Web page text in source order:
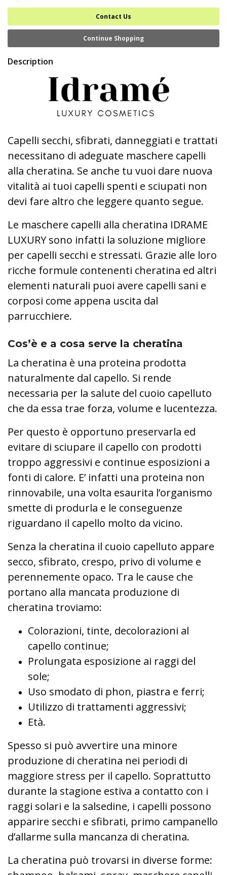
Contact Us
Continue Shopping
Description
Capelli secchi, sfibrati, danneggiati e trattati
necessitano di adeguate maschere capelli
alla cheratina. Se anche tu vuoi dare nuova
vitalità ai tuoi capelli spenti e sciupati non
devi fare altro che leggere quanto segue.
Le maschere capelli alla cheratina IDRAME
LUXURY sono infatti la soluzione migliore
per capelli secchi e stressati. Grazie alle loro
ricche formule contenenti cheratina ed altri
elementi naturali puoi avere capelli sani e
corposi come appena uscita dal
parrucchiere.
Cos’è e a cosa serve la cheratina
La cheratina è una proteina prodotta
naturalmente dal capello. Si rende
necessaria per la salute del cuoio capelluto
che da essa trae forza, volume e lucentezza.
Per questo è opportuno preservarla ed
evitare di sciupare il capello con prodotti
troppo aggressivi e continue esposizioni a
fonti di calore. E’ infatti una proteina non
rinnovabile, una volta esaurita l’organismo
smette di produrla e le conseguenze
riguardano il capello molto da vicino.
Senza la cheratina il cuoio capelluto appare
secco, sfibrato, crespo, privo di volume e
perennemente opaco. Tra le cause che
portano alla mancata produzione di
cheratina troviamo:
Colorazioni, tinte, decolorazioni al
capello continue;
Prolungata esposizione ai raggi del
sole;
Uso smodato di phon, piastra e ferri;
Utilizzo di trattamenti aggressivi;
Età.
Spesso si può avvertire una minore
produzione di cheratina nei periodi di
maggiore stress per il capello. Soprattutto
durante la stagione estiva a contatto con i
raggi solari e la salsedine, i capelli possono
apparire secchi e sfibrati, primo campanello
d’allarme sulla mancanza di cheratina.
La cheratina può trovarsi in diverse forme: